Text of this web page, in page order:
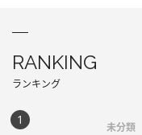
RANKING
ランキング
未分類